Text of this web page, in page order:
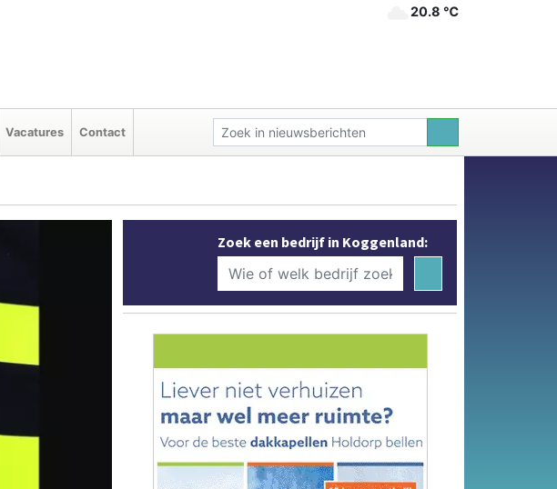
20.8 ℃
Vacatures Contact
Zoek een bedrijf in Koggenland: